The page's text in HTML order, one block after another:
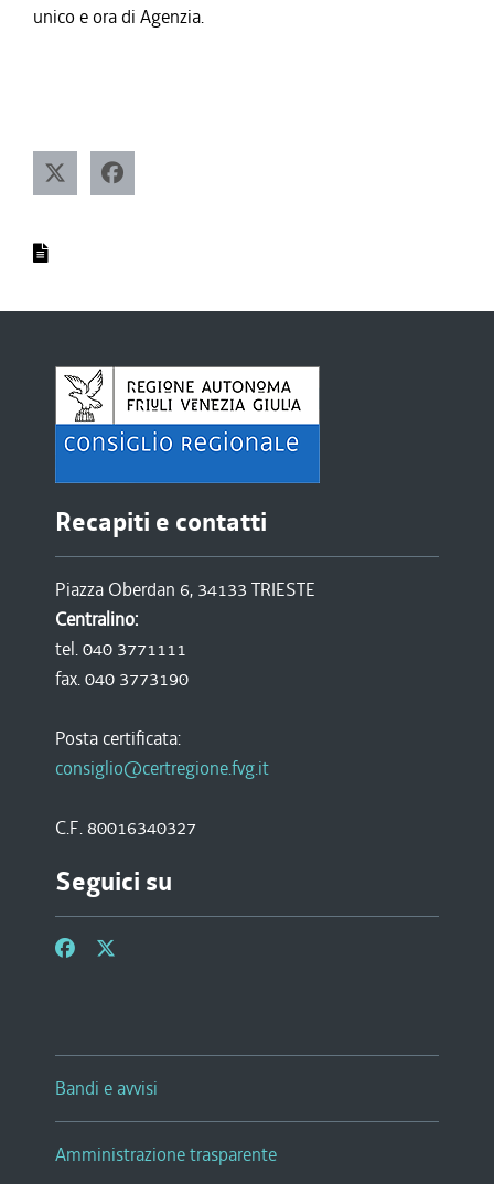
unico e ora di Agenzia.
Recapiti e contatti
Piazza Oberdan 6, 34133 TRIESTE
Centralino:
tel. 040 3771111
fax. 040 3773190
Posta certificata:
consiglio@certregione.fvg.it
C.F. 80016340327
Seguici su
Bandi e avvisi
Amministrazione trasparente